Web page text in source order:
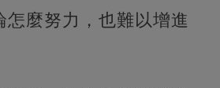
怎麼努力，也難以增進